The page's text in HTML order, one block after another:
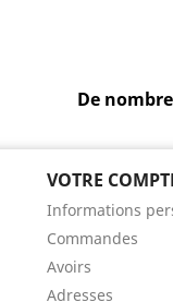
De
VOTRE
Informations
Commandes
Avoirs
Adresses